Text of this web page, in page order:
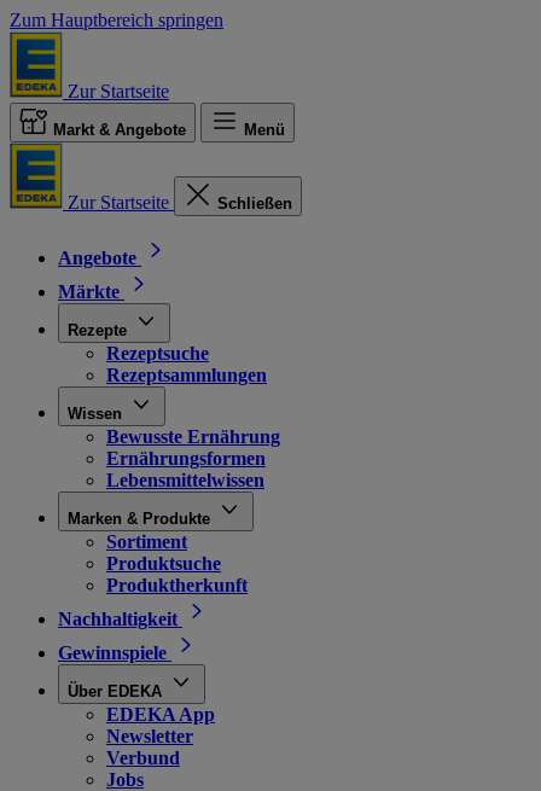
Zum Hauptbereich springen
Zur Startseite
Markt & Angebote Menü
Zur Startseite Schließen
Angebote
Märkte
Rezepte
Rezeptsuche
Rezeptsammlungen
Wissen
Bewusste Ernährung
Ernährungsformen
Lebensmittelwissen
Marken & Produkte
Sortiment
Produktsuche
Produktherkunft
Nachhaltigkeit
Gewinnspiele
Über EDEKA
EDEKA App
Newsletter
Verbund
Jobs